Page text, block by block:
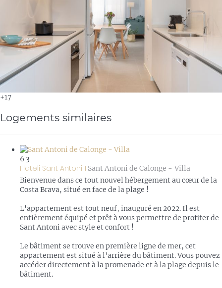
+17
Logements similaires
6 3
Flateli Sant Antoni 1 Sant Antoni de Calonge - Villa
Bienvenue dans ce tout nouvel hébergement au cœur de la
Costa Brava, situé en face de la plage !
L'appartement est tout neuf, inauguré en 2022. Il est
entièrement équipé et prêt à vous permettre de profiter de
Sant Antoni avec style et confort !
Le bâtiment se trouve en première ligne de mer, cet
appartement est situé à l'arrière du bâtiment. Vous pouvez
accéder directement à la promenade et à la plage depuis le
bâtiment.